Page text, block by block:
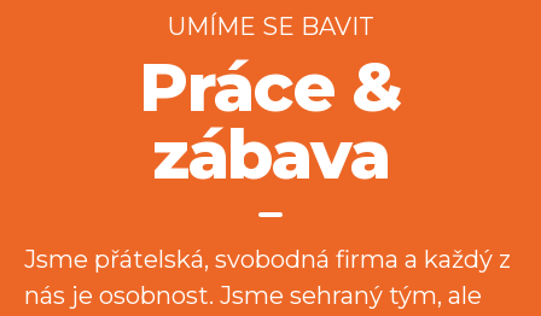
UMÍME SE BAVIT
Práce &
zábava
Jsme přátelská, svobodná firma a každý z
nás je osobnost. Jsme sehraný tým, ale